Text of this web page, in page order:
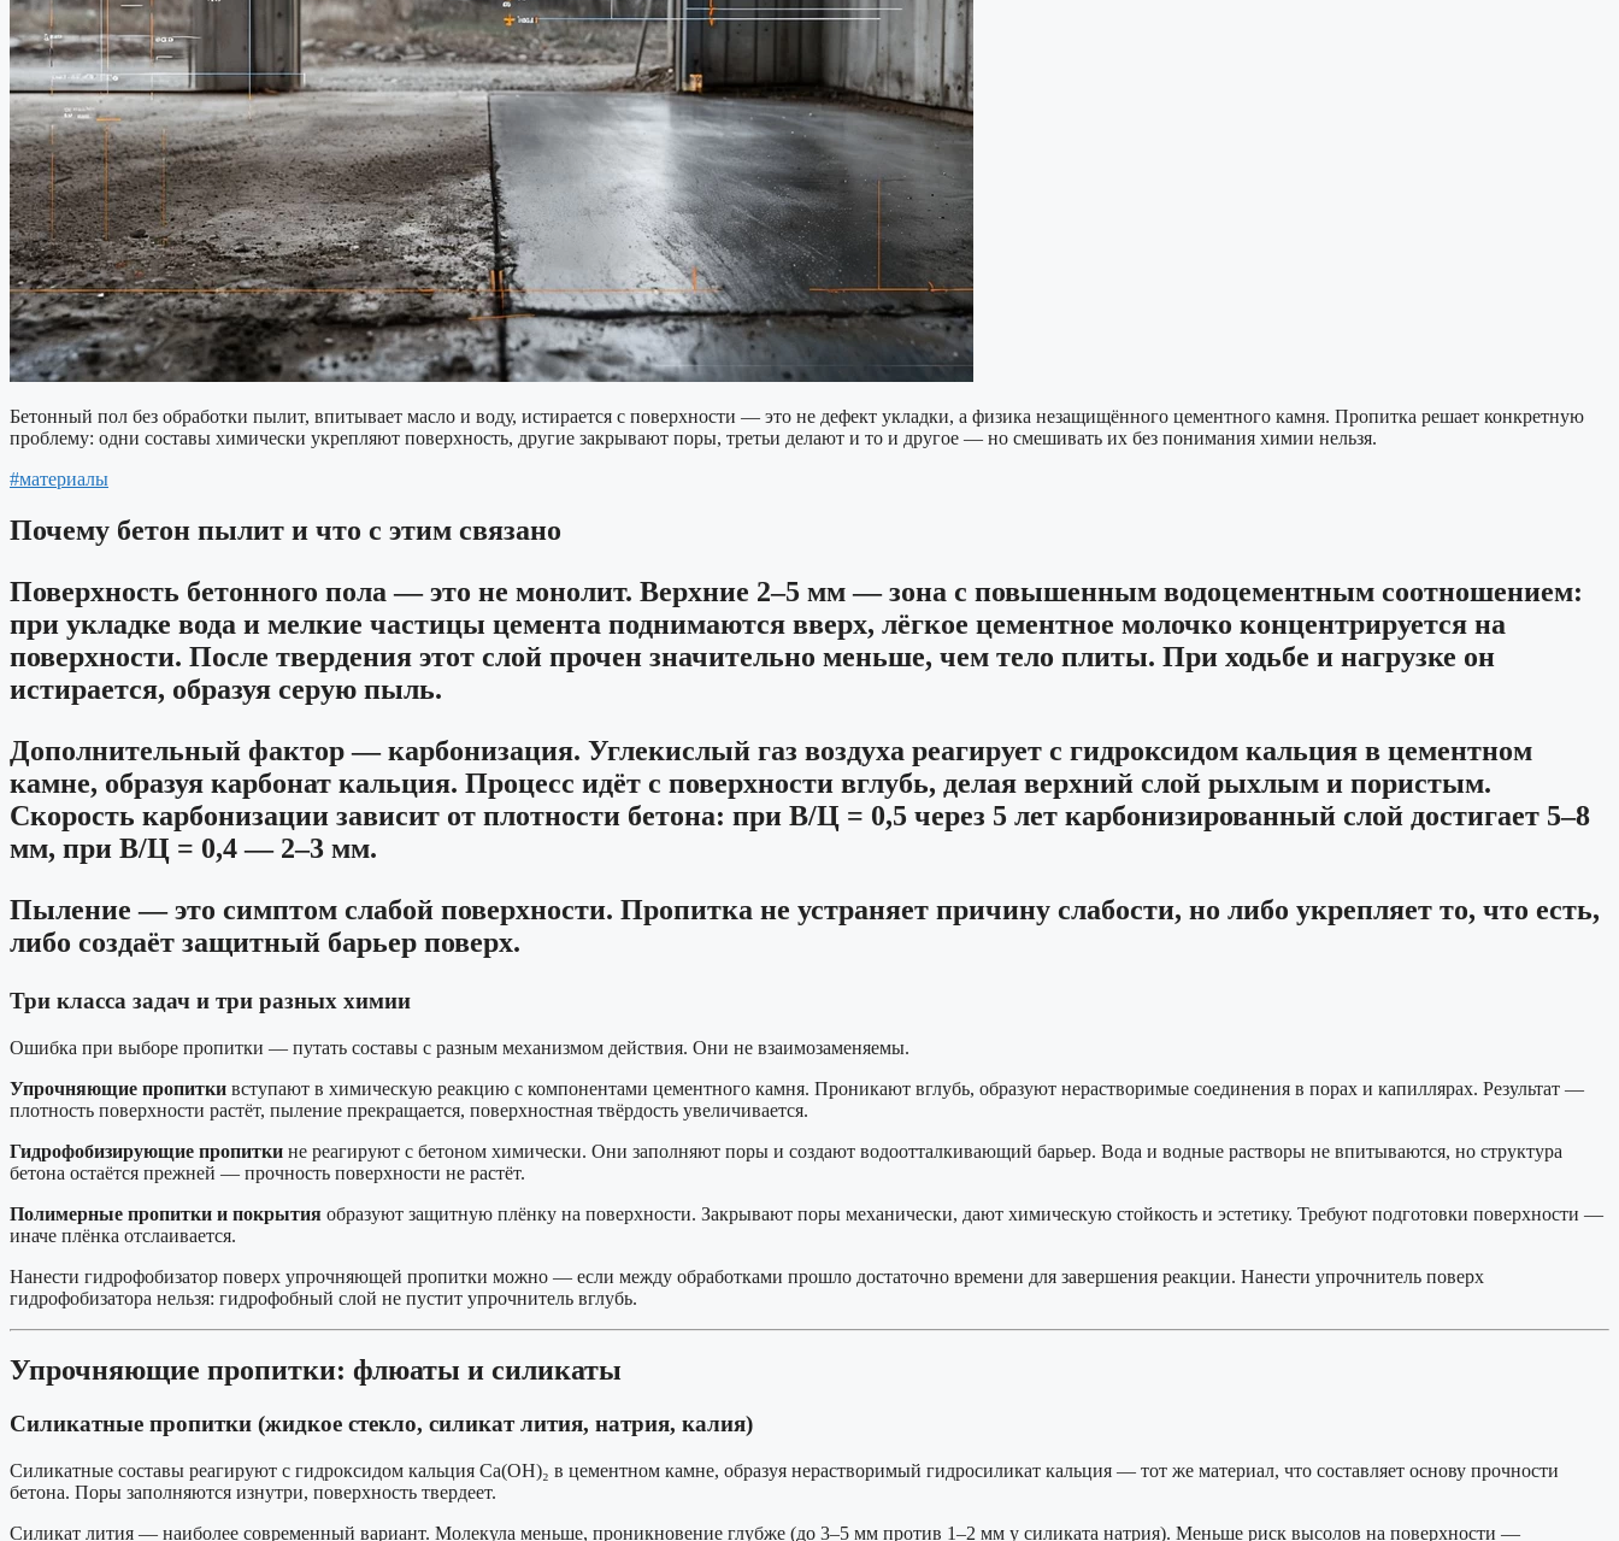
Бетонный пол без обработки пылит, впитывает масло и воду, истирается с поверхности — это не дефект укладки, а физика незащищённого цементного камня. Пропитка решает конкретную
проблему: одни составы химически укрепляют поверхность, другие закрывают поры, третьи делают и то и другое — но смешивать их без понимания химии нельзя.
#материалы
Почему бетон пылит и что с этим связано
Поверхность бетонного пола — это не монолит. Верхние 2–5 мм — зона с повышенным водоцементным соотношением:
при укладке вода и мелкие частицы цемента поднимаются вверх, лёгкое цементное молочко концентрируется на
поверхности. После твердения этот слой прочен значительно меньше, чем тело плиты. При ходьбе и нагрузке он
истирается, образуя серую пыль.
Дополнительный фактор — карбонизация. Углекислый газ воздуха реагирует с гидроксидом кальция в цементном
камне, образуя карбонат кальция. Процесс идёт с поверхности вглубь, делая верхний слой рыхлым и пористым.
Скорость карбонизации зависит от плотности бетона: при В/Ц = 0,5 через 5 лет карбонизированный слой достигает 5–8
мм, при В/Ц = 0,4 — 2–3 мм.
Пыление — это симптом слабой поверхности. Пропитка не устраняет причину слабости, но либо укрепляет то, что есть,
либо создаёт защитный барьер поверх.
Три класса задач и три разных химии
Ошибка при выборе пропитки — путать составы с разным механизмом действия. Они не взаимозаменяемы.
Упрочняющие пропитки вступают в химическую реакцию с компонентами цементного камня. Проникают вглубь, образуют нерастворимые соединения в порах и капиллярах. Результат —
плотность поверхности растёт, пыление прекращается, поверхностная твёрдость увеличивается.
Гидрофобизирующие пропитки не реагируют с бетоном химически. Они заполняют поры и создают водоотталкивающий барьер. Вода и водные растворы не впитываются, но структура
бетона остаётся прежней — прочность поверхности не растёт.
Полимерные пропитки и покрытия образуют защитную плёнку на поверхности. Закрывают поры механически, дают химическую стойкость и эстетику. Требуют подготовки поверхности —
иначе плёнка отслаивается.
Нанести гидрофобизатор поверх упрочняющей пропитки можно — если между обработками прошло достаточно времени для завершения реакции. Нанести упрочнитель поверх
гидрофобизатора нельзя: гидрофобный слой не пустит упрочнитель вглубь.
Упрочняющие пропитки: флюаты и силикаты
Силикатные пропитки (жидкое стекло, силикат лития, натрия, калия)
Силикатные составы реагируют с гидроксидом кальция Ca(OH)₂ в цементном камне, образуя нерастворимый гидросиликат кальция — тот же материал, что составляет основу прочности
бетона. Поры заполняются изнутри, поверхность твердеет.
Силикат лития — наиболее современный вариант. Молекула меньше, проникновение глубже (до 3–5 мм против 1–2 мм у силиката натрия). Меньше риск высолов на поверхности —